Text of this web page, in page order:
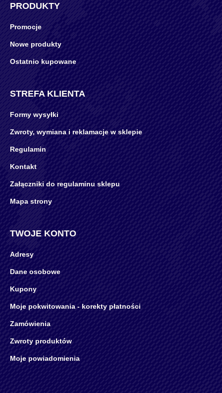
PRODUKTY
Promocje
Nowe produkty
Ostatnio kupowane
STREFA KLIENTA
Formy wysyłki
Zwroty, wymiana i reklamacje w sklepie
Regulamin
Kontakt
Załączniki do regulaminu sklepu
Mapa strony
TWOJE KONTO
Adresy
Dane osobowe
Kupony
Moje pokwitowania - korekty płatności
Zamówienia
Zwroty produktów
Moje powiadomienia